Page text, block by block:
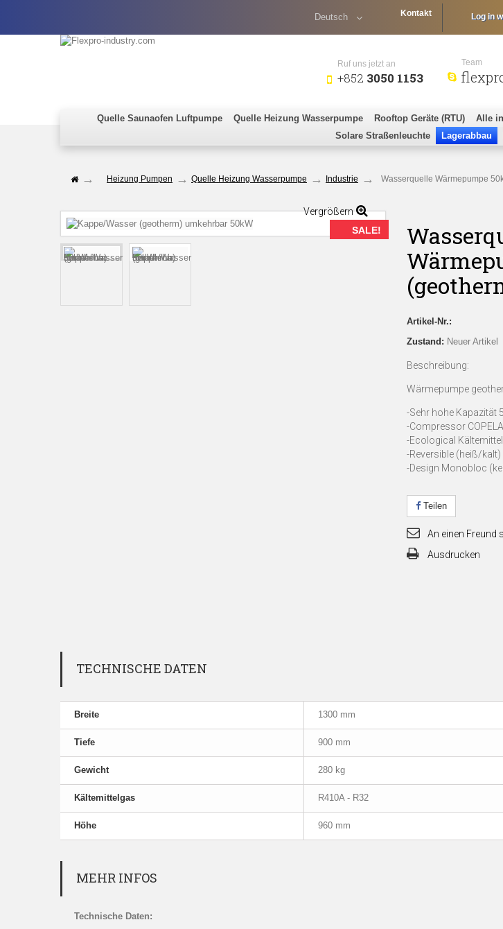
Deutsch Log in
Kontakt
Ruf uns jetzt an
+852 3050 1153
Team
Quelle Saunaofen Luftpumpe Quelle Heizung Wasserpumpe Rooftop Geräte (RTU) Alle
Solare Straßenleuchte
Lagerabbau
Heizung Pumpen Quelle Heizung Wasserpumpe Industrie Wasserquelle Wärmepumpe
SALE!
Vergrößern
Artikel-Nr.:
Zustand: Neuer Artikel
Beschreibung:
Wärmepumpe
-Sehr hohe Kapazität
-Compressor
-Ecological
-Reversible (heiß/kalt)
-Design Monobloc
Teilen
An einen Freund
Ausdrucken
TECHNISCHE DATEN
Breite 1300 mm
Tiefe 900 mm
Gewicht 280 kg
Kältemittelgas R410A - R32
Höhe 960 mm
MEHR INFOS
Technische Daten: